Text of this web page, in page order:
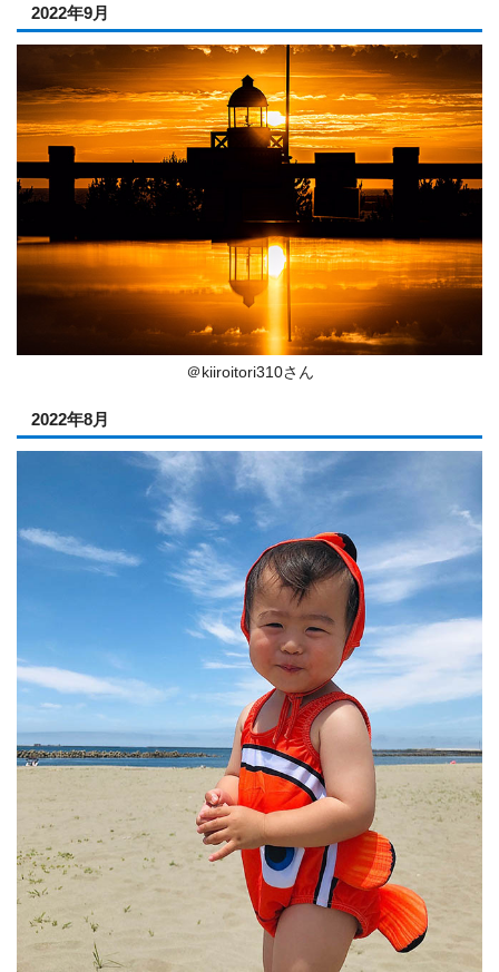
2022年9月
＠kiiroitori310さん
2022年8月